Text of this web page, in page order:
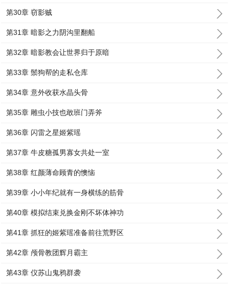
第30章 窃影贼
第31章 暗影之力阴沟里翻船
第32章 暗影教会让世界归于原暗
第33章 鬃狗帮的走私仓库
第34章 意外收获水晶头骨
第35章 雕虫小技也敢班门弄斧
第36章 闪雷之星姬紫瑶
第37章 牛皮糖孤男寡女共处一室
第38章 红颜薄命顾青的懊恼
第39章 小小年纪就有一身横练的筋骨
第40章 模拟结束兑换金刚不坏体神功
第41章 抓狂的姬紫瑶准备前往荒野区
第42章 颅骨教团辉月霸主
第43章 仪苏山鬼鸦群袭